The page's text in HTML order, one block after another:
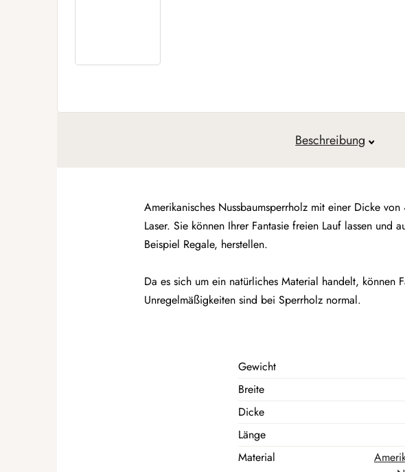
Beschreibung
Amerikanisches Nussbaumsperrholz mit einer Dicke
Laser. Sie können Ihrer Fantasie freien Lauf lassen
Beispiel Regale, herstellen.
Da es sich um ein natürliches Material handelt, können
Unregelmäßigkeiten sind bei Sperrholz normal.
Gewicht
Breite
Dicke
Länge
Material